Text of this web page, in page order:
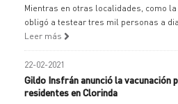
Mientras en otras localidades, como la
obligó a testear tres mil personas a
Leer más
22-02-2021
Gildo Insfrán anunció la vacunación
residentes en Clorinda